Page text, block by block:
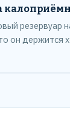
резервуар
он держится